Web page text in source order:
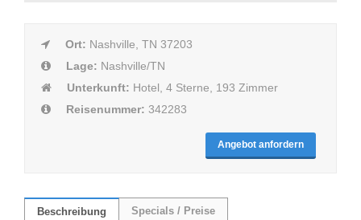
Ort: Nashville, TN 37203
Lage: Nashville/TN
Unterkunft: Hotel, 4 Sterne, 193 Zimmer
Reisenummer: 342283
Angebot anfordern
Beschreibung Specials / Preise